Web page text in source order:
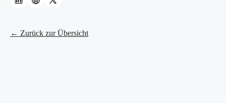
← Zurück zur Übersicht